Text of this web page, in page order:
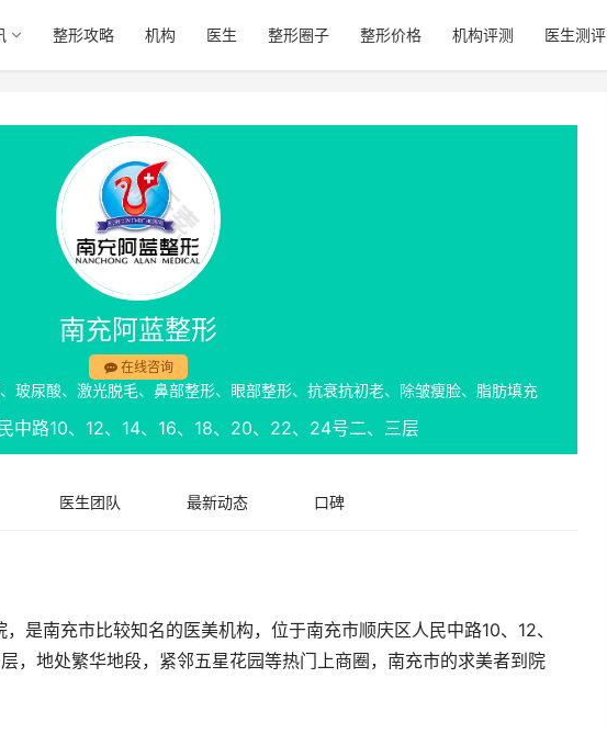
整形攻略 机构 医生 整形圈子 整形价格 机构评测 医生测评
南充阿蓝整形
在线咨询
玻尿酸、激光脱毛、鼻部整形、眼部整形、抗衰抗初老、除皱瘦脸、脂肪填充
中路10、12、14、16、18、20、22、24号二、三层
医生团队 最新动态 口碑
是南充市比较知名的医美机构，位于南充市顺庆区人民中路10、12、
，地处繁华地段，紧邻五星花园等热门上商圈，南充市的求美者到院